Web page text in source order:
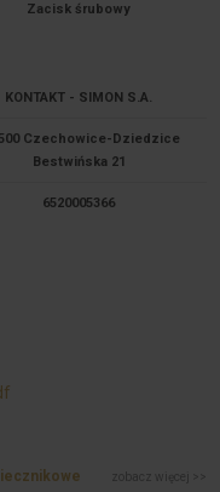
Zacisk śrubowy
KONTAKT - SIMON S.A.
Czechowice-Dziedzice
Bestwińska 21
6520005366
zobacz więcej >>